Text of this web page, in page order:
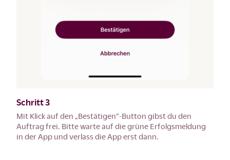
Schritt 3
Mit Klick auf den „Bestätigen"-Button gibst du den
Auftrag frei. Bitte warte auf die grüne Erfolgsmeldung
in der App und verlass die App erst dann.